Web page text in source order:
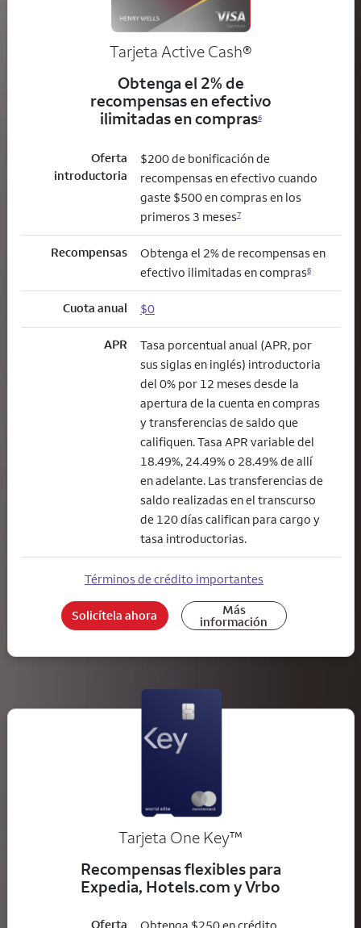
Tarjeta Active Cash®
Obtenga el 2% de
recompensas en efectivo
ilimitadas en compras6
Oferta
introductoria
$200 de bonificación de
recompensas en efectivo cuando
gaste $500 en compras en los
primeros 3 meses7
Recompensas
Obtenga el 2% de recompensas en
efectivo ilimitadas en compras6
Cuota anual $0
APR
Tasa porcentual anual (APR, por
sus siglas en inglés) introductoria
del 0% por 12 meses desde la
apertura de la cuenta en compras
y transferencias de saldo que
califiquen. Tasa APR variable del
18.49%, 24.49% o 28.49% de allí
en adelante. Las transferencias de
saldo realizadas en el transcurso
de 120 días califican para cargo y
tasa introductorias.
Términos de crédito importantes
Solicítela ahora Más
información
Tarjeta One Keytrademark
™
Recompensas flexibles para
Expedia, Hotels.com y Vrbo
Oferta